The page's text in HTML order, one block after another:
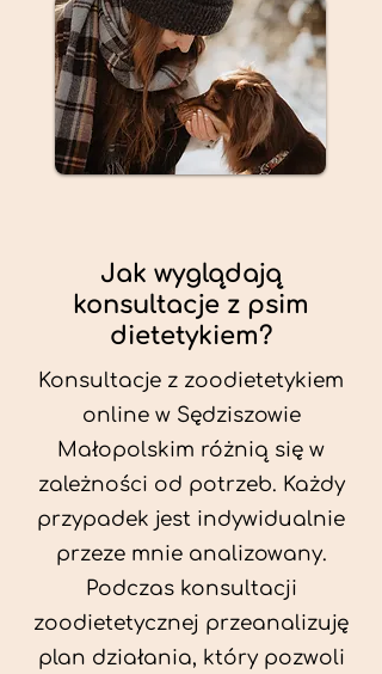
Jak wyglądają
konsultacje z psim
dietetykiem?
Konsultacje z zoodietetykiem
online w Sędziszowie
Małopolskim różnią się w
zależności od potrzeb. Każdy
przypadek jest indywidualnie
przeze mnie analizowany.
Podczas konsultacji
zoodietetycznej przeanalizuję
plan działania, który pozwoli